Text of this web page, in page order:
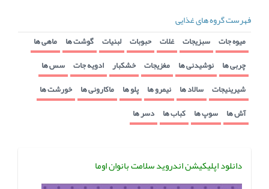
فهرست گروه های غذایی
میوه جات سبزیجات غلات حبوبات لبنیات گوشت ها ماهی ها
چربی ها نوشیدنی ها مغزیجات خشکبار ادویه جات سس ها
شیرینیجات سالاد ها نیمرو ها پلو ها ماکارونی ها خورشت ها
آش ها سوپ ها کباب ها دسر ها
دانلود اپلیکیشن اندروید سلامت بانوان اوما